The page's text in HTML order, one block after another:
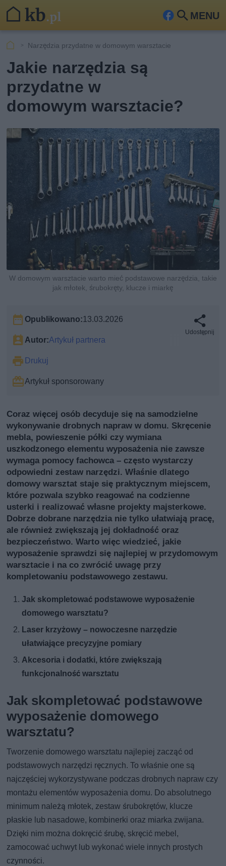
MENU
Fa
ook
Szu
Narzędzia przydatne w domowym warsztacie
Jakie narzędzia są
przydatne w
domowym warsztacie?
W domowym warsztacie warto mieć podstawowe narzędzia, takie
jak młotek, śrubokręty, klucze i miarkę
Opublikowano:13.03.2026
Autor:Artykuł partnera
Drukuj
Artykuł sponsorowany
Udostępnij
Coraz więcej osób decyduje się na samodzielne
wykonywanie drobnych napraw w domu. Skręcenie
mebla, powieszenie półki czy wymiana
uszkodzonego elementu wyposażenia nie zawsze
wymaga pomocy fachowca – często wystarczy
odpowiedni zestaw narzędzi. Właśnie dlatego
domowy warsztat staje się praktycznym miejscem,
które pozwala szybko reagować na codzienne
usterki i realizować własne projekty majsterkowe.
Dobrze dobrane narzędzia nie tylko ułatwiają pracę,
ale również zwiększają jej dokładność oraz
bezpieczeństwo. Warto więc wiedzieć, jakie
wyposażenie sprawdzi się najlepiej w przydomowym
warsztacie i na co zwrócić uwagę przy
kompletowaniu podstawowego zestawu.
Jak skompletować podstawowe wyposażenie
domowego warsztatu?
Laser krzyżowy – nowoczesne narzędzie
ułatwiające precyzyjne pomiary
Akcesoria i dodatki, które zwiększają
funkcjonalność warsztatu
Jak skompletować podstawowe
wyposażenie domowego
warsztatu?
Tworzenie domowego warsztatu najlepiej zacząć od
podstawowych narzędzi ręcznych. To właśnie one są
najczęściej wykorzystywane podczas drobnych napraw czy
montażu elementów wyposażenia domu. Do absolutnego
minimum należą młotek, zestaw śrubokrętów, klucze
płaskie lub nasadowe, kombinerki oraz miarka zwijana.
Dzięki nim można dokręcić śrubę, skręcić mebel,
zamocować uchwyt lub wykonać wiele innych prostych
czynności.